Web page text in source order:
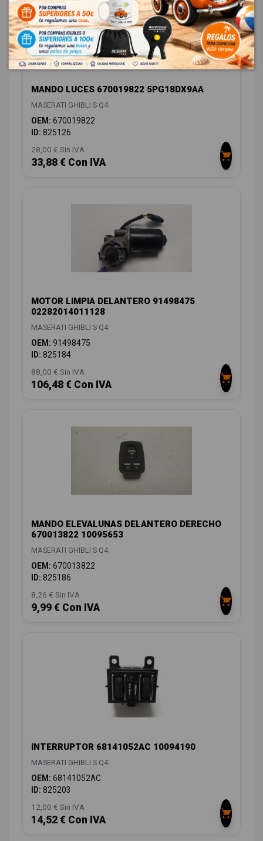
MANDO LUCES 670019822 5PG18DX9AA
MASERATI GHIBLI S Q4
OEM: 670019822
ID: 825126
28,00 € Sin IVA
33,88 € Con IVA
MOTOR LIMPIA DELANTERO 91498475
02282014011128
MASERATI GHIBLI S Q4
OEM: 91498475
ID: 825184
88,00 € Sin IVA
106,48 € Con IVA
MANDO ELEVALUNAS DELANTERO DERECHO
670013822 10095653
MASERATI GHIBLI S Q4
OEM: 670013822
ID: 825186
8,26 € Sin IVA
9,99 € Con IVA
INTERRUPTOR 68141052AC 10094190
MASERATI GHIBLI S Q4
OEM: 68141052AC
ID: 825203
12,00 € Sin IVA
14,52 € Con IVA